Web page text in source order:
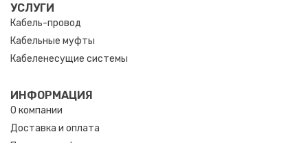
УСЛУГИ
Кабель-провод
Кабельные муфты
Кабеленесущие системы
ИНФОРМАЦИЯ
О компании
Доставка и оплата